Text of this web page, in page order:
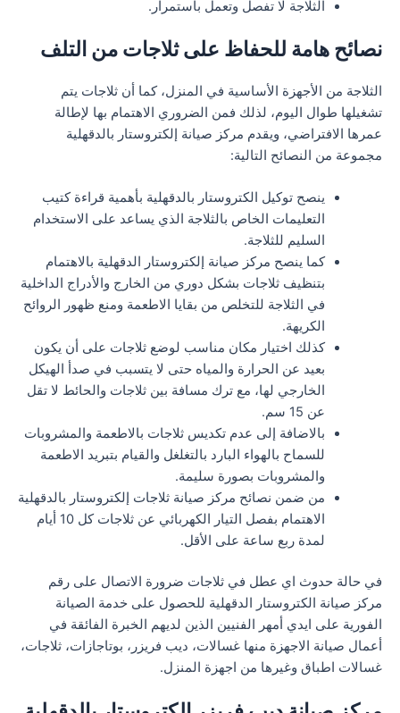
الثلاجة لا تفصل وتعمل باستمرار.
نصائح هامة للحفاظ على ثلاجات من التلف
الثلاجة من الأجهزة الأساسية في المنزل، كما أن ثلاجات يتم
تشغيلها طوال اليوم، لذلك فمن الضروري الاهتمام بها لإطالة
عمرها الافتراضي، ويقدم مركز صيانة إلكتروستار بالدقهلية
مجموعة من النصائح التالية:
ينصح توكيل الكتروستار بالدقهلية بأهمية قراءة كتيب
التعليمات الخاص بالثلاجة الذي يساعد على الاستخدام
السليم للثلاجة.
كما ينصح مركز صيانة إلكتروستار الدقهلية بالاهتمام
بتنظيف ثلاجات بشكل دوري من الخارج والأدراج الداخلية
في الثلاجة للتخلص من بقايا الاطعمة ومنع ظهور الروائح
الكريهة.
كذلك اختيار مكان مناسب لوضع ثلاجات على أن يكون
بعيد عن الحرارة والمياه حتى لا يتسبب في صدأ الهيكل
الخارجي لها، مع ترك مسافة بين ثلاجات والحائط لا تقل
عن 15 سم.
بالاضافة إلى عدم تكديس ثلاجات بالاطعمة والمشروبات
للسماح بالهواء البارد بالتغلغل والقيام بتبريد الاطعمة
والمشروبات بصورة سليمة.
من ضمن نصائح مركز صيانة ثلاجات إلكتروستار بالدقهلية
الاهتمام بفصل التيار الكهربائي عن ثلاجات كل 10 أيام
لمدة ربع ساعة على الأقل.
في حالة حدوث اي عطل في ثلاجات ضرورة الاتصال على رقم
مركز صيانة الكتروستار الدقهلية للحصول على خدمة الصيانة
الفورية على ايدي أمهر الفنيين الذين لديهم الخبرة الفائقة في
أعمال صيانة الاجهزة منها غسالات، ديب فريزر، بوتاجازات، ثلاجات،
غسالات اطباق وغيرها من اجهزة المنزل.